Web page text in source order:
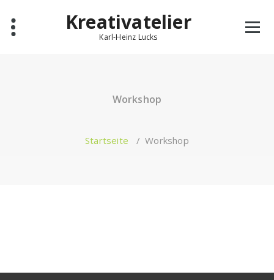
Inhalt
springen
Kreativatelier
Karl-Heinz Lucks
Workshop
Startseite /Workshop